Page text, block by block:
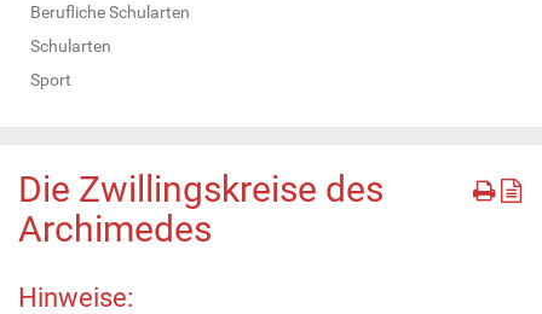
Berufliche Schularten
Schularten
Sport
Die Zwillingskreise des
Archimedes
Hinweise: